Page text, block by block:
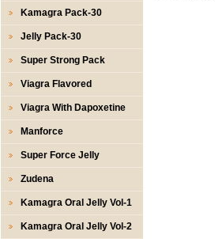
Kamagra Pack-30
Jelly Pack-30
Super Strong Pack
Viagra Flavored
Viagra With Dapoxetine
Manforce
Super Force Jelly
Zudena
Kamagra Oral Jelly Vol-1
Kamagra Oral Jelly Vol-2